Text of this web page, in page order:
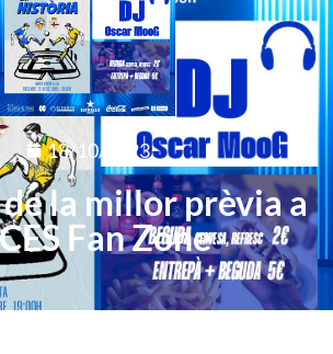
18/10/2023
la millor prèvia a
Fan Zone